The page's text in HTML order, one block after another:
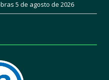
5 de agosto de 2026